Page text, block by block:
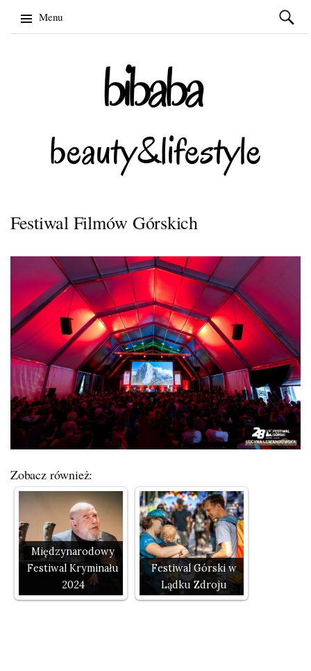
Menu
Szukaj:
Festiwal Filmów Górskich
Zobacz również:
Międzynarodowy
Festiwal Kryminału
2024
Festiwal Górski w
Lądku Zdroju